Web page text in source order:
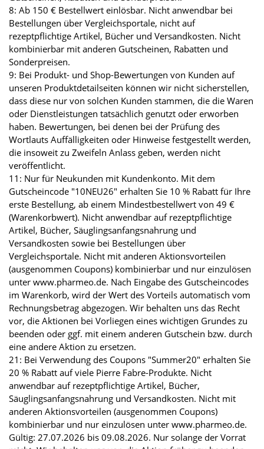
8: Ab 150 € Bestellwert einlösbar. Nicht anwendbar bei
Bestellungen über Vergleichsportale, nicht auf
rezeptpflichtige Artikel, Bücher und Versandkosten. Nicht
kombinierbar mit anderen Gutscheinen, Rabatten und
Sonderpreisen.
9: Bei Produkt- und Shop-Bewertungen von Kunden auf
unseren Produktdetailseiten können wir nicht sicherstellen,
dass diese nur von solchen Kunden stammen, die die Waren
oder Dienstleistungen tatsächlich genutzt oder erworben
haben. Bewertungen, bei denen bei der Prüfung des
Wortlauts Auffälligkeiten oder Hinweise festgestellt werden,
die insoweit zu Zweifeln Anlass geben, werden nicht
veröffentlicht.
11: Nur für Neukunden mit Kundenkonto. Mit dem
Gutscheincode "10NEU26" erhalten Sie 10 % Rabatt für Ihre
erste Bestellung, ab einem Mindestbestellwert von 49 €
(Warenkorbwert). Nicht anwendbar auf rezeptpflichtige
Artikel, Bücher, Säuglingsanfangsnahrung und
Versandkosten sowie bei Bestellungen über
Vergleichsportale. Nicht mit anderen Aktionsvorteilen
(ausgenommen Coupons) kombinierbar und nur einzulösen
unter www.pharmeo.de. Nach Eingabe des Gutscheincodes
im Warenkorb, wird der Wert des Vorteils automatisch vom
Rechnungsbetrag abgezogen. Wir behalten uns das Recht
vor, die Aktionen bei Vorliegen eines wichtigen Grundes zu
beenden oder ggf. mit einem anderen Gutschein bzw. durch
eine andere Aktion zu ersetzen.
21: Bei Verwendung des Coupons "Summer20" erhalten Sie
20 % Rabatt auf viele Pierre Fabre-Produkte. Nicht
anwendbar auf rezeptpflichtige Artikel, Bücher,
Säuglingsanfangsnahrung und Versandkosten. Nicht mit
anderen Aktionsvorteilen (ausgenommen Coupons)
kombinierbar und nur einzulösen unter www.pharmeo.de.
Gültig: 27.07.2026 bis 09.08.2026. Nur solange der Vorrat